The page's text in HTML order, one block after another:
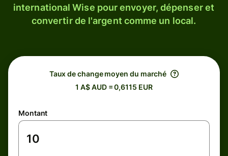
international Wise pour envoyer, dépenser et
convertir de l'argent comme un local.
Taux de change moyen du marché
1 A$ AUD = 0,6115 EUR
Montant